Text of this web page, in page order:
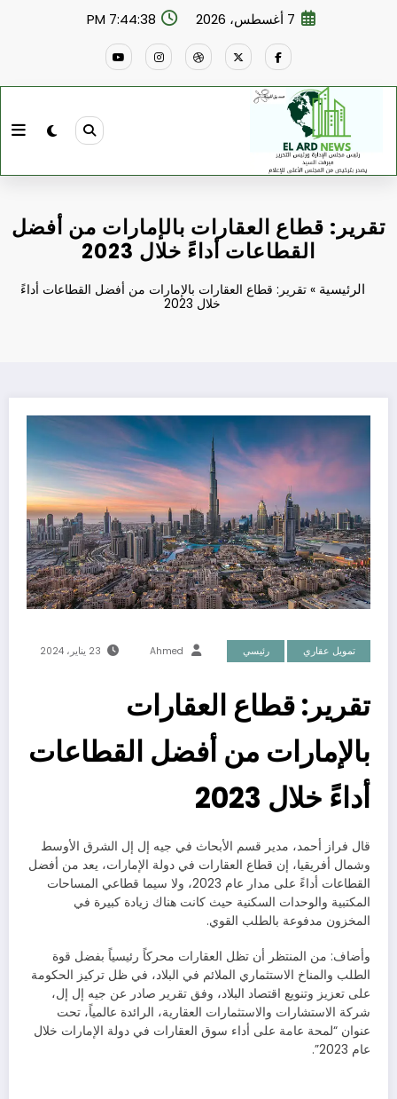
7 أغسطس، 2026 7:44:39 PM
تقرير: قطاع العقارات بالإمارات من أفضل
القطاعات أداءً خلال 2023
الرئيسية »تقرير: قطاع العقارات بالإمارات من أفضل القطاعات أداءً
خلال 2023
تمويل عقاري رئيسي Ahmed 23 يناير، 2024
تقرير: قطاع العقارات
بالإمارات من أفضل القطاعات
أداءً خلال 2023
قال فراز أحمد، مدير قسم الأبحاث في جيه إل إل الشرق الأوسط
وشمال أفريقيا، إن قطاع العقارات في دولة الإمارات، يعد من أفضل
القطاعات أداءً على مدار عام 2023، ولا سيما قطاعي المساحات
المكتبية والوحدات السكنية حيث كانت هناك زيادة كبيرة في
المخزون مدفوعة بالطلب القوي.
وأضاف: من المنتظر أن تظل العقارات محركاً رئيسياً بفضل قوة
الطلب والمناخ الاستثماري الملائم في البلاد، في ظل تركيز الحكومة
على تعزيز وتنويع اقتصاد البلاد، وفق تقرير صادر عن جيه إل إل،
شركة الاستشارات والاستثمارات العقارية، الرائدة عالمياً، تحت
عنوان “لمحة عامة على أداء سوق العقارات في دولة الإمارات خلال
عام 2023”.